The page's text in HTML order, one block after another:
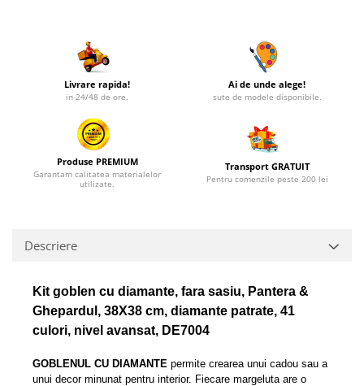
Livrare rapida!
in 24/48 de ore.
Ai de unde alege!
sute de modele disponibile.
Produse PREMIUM
Garantam calitatea materialelor
utilizate.
Transport GRATUIT
Pentru comenzile peste 200 lei
Descriere
Kit goblen cu diamante, fara sasiu, Pantera &
Ghepardul, 38X38 cm, diamante patrate, 41
culori, nivel avansat, DE7004
GOBLENUL CU DIAMANTE permite crearea unui cadou sau a
unui decor minunat pentru interior. Fiecare margeluta are o